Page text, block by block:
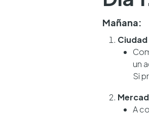
Mañana:
Ciudad
un
Si
A